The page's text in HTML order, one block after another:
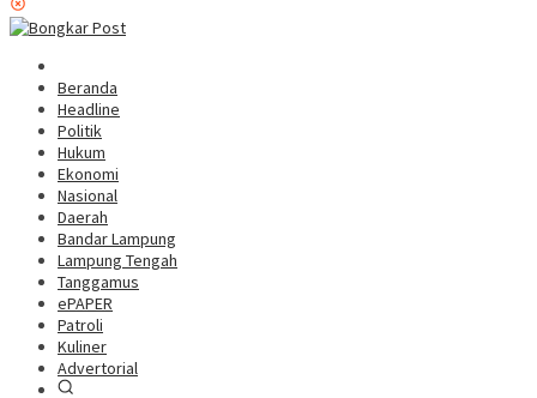
Beranda
Headline
Politik
Hukum
Ekonomi
Nasional
Daerah
Bandar Lampung
Lampung Tengah
Tanggamus
ePAPER
Patroli
Kuliner
Advertorial